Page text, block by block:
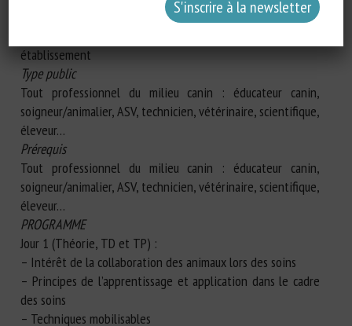
– Définir et mettre en place un programme d’entrainement
établissement
Type public
Tout professionnel du milieu canin : éducateur canin,
soigneur/animalier, ASV, technicien, vétérinaire, scientifique,
éleveur…
Prérequis
Tout professionnel du milieu canin : éducateur canin,
soigneur/animalier, ASV, technicien, vétérinaire, scientifique,
éleveur…
PROGRAMME
Jour 1 (Théorie, TD et TP) :
– Intérêt de la collaboration des animaux lors des soins
– Principes de l’apprentissage et application dans le cadre
des soins
– Techniques mobilisables